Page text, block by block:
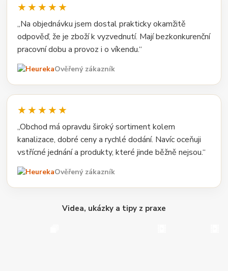
★★★★★
„Na objednávku jsem dostal prakticky okamžitě
odpověď, že je zboží k vyzvednutí. Mají bezkonkurenční
pracovní dobu a provoz i o víkendu.“
Ověřený zákazník
★★★★★
„Obchod má opravdu široký sortiment kolem
kanalizace, dobré ceny a rychlé dodání. Navíc oceňuji
vstřícné jednání a produkty, které jinde běžně nejsou.“
Ověřený zákazník
Videa, ukázky a tipy z praxe